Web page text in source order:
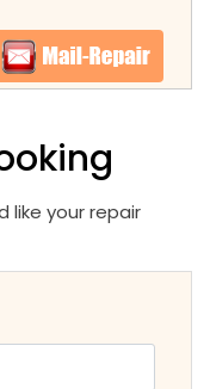
like your repair